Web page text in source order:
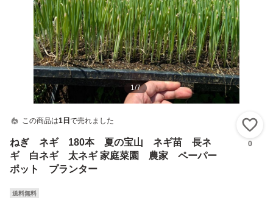
1/7
この商品は1日 で売れました
ねぎ ネギ 180本 夏の宝山 ネギ苗 長ネ
ギ 白ネギ 太ネギ 家庭菜園 農家 ペーパー
ポット プランター
0
送料無料